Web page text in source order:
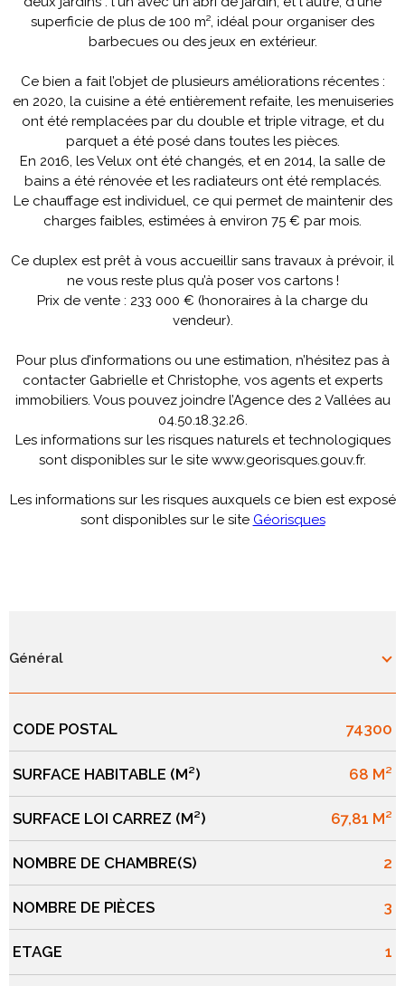
superficie de plus de 100 m², idéal pour organiser des
barbecues ou des jeux en extérieur.
Ce bien a fait l’objet de plusieurs améliorations récentes :
en 2020, la cuisine a été entièrement refaite, les menuiseries
ont été remplacées par du double et triple vitrage, et du
parquet a été posé dans toutes les pièces.
En 2016, les Velux ont été changés, et en 2014, la salle de
bains a été rénovée et les radiateurs ont été remplacés.
Le chauffage est individuel, ce qui permet de maintenir des
charges faibles, estimées à environ 75 € par mois.
Ce duplex est prêt à vous accueillir sans travaux à prévoir, il
ne vous reste plus qu’à poser vos cartons !
Prix de vente : 233 000 € (honoraires à la charge du
vendeur).
Pour plus d’informations ou une estimation, n’hésitez pas à
contacter Gabrielle et Christophe, vos agents et experts
immobiliers. Vous pouvez joindre l’Agence des 2 Vallées au
04.50.18.32.26.
Les informations sur les risques naturels et technologiques
sont disponibles sur le site www.georisques.gouv.fr.
Les informations sur les risques auxquels ce bien est exposé
sont disponibles sur le site Géorisques
Général
Caractérisque Valeurs
CODE POSTAL 74300
SURFACE HABITABLE (M²) 68 M²
SURFACE LOI CARREZ (M²) 67,81 M²
NOMBRE DE CHAMBRE(S) 2
NOMBRE DE PIÈCES 3
ETAGE 1